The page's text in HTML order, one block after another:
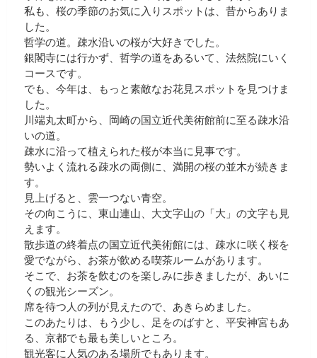
私も、桜の季節のお気に入りスポットは、昔からありま
した。
哲学の道。疎水沿いの桜が大好きでした。
銀閣寺には行かず、哲学の道をあるいて、法然院にいく
コースです。
でも、今年は、もっと素敵なお花見スポットを見つけま
した。
川端丸太町から、岡崎の国立近代美術館前に至る疎水沿
いの道。
疎水に沿って植えられた桜が本当に見事です。
勢いよく流れる疎水の両側に、満開の桜の並木が続きま
す。
見上げると、雲一つない青空。
その向こうに、東山連山、大文字山の「大」の文字も見
えます。
散歩道の終着点の国立近代美術館には、疎水に咲く桜を
愛でながら、お茶が飲める喫茶ルームがあります。
そこで、お茶を飲むのを楽しみに歩きましたが、あいに
くの観光シーズン。
席を待つ人の列が見えたので、あきらめました。
このあたりは、もう少し、足をのばすと、平安神宮もあ
る、京都でも最も美しいところ。
観光客に人気のある場所でもあります。